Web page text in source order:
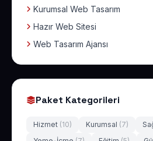
Kurumsal Web Tasarım
Hazır Web Sitesi
Web Tasarım Ajansı
Paket Kategorileri
Hizmet (10) Kurumsal (7)